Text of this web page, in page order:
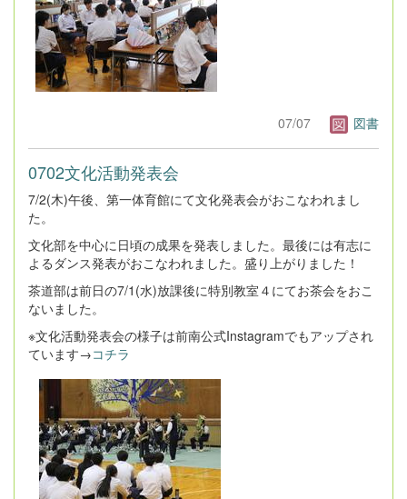
07/07 図書
0702文化活動発表会
7/2(木)午後、第一体育館にて文化発表会がおこなわれまし
た。
文化部を中心に日頃の成果を発表しました。最後には有志に
よるダンス発表がおこなわれました。盛り上がりました！
茶道部は前日の7/1(水)放課後に特別教室４にてお茶会をおこ
ないました。
※文化活動発表会の様子は前南公式Instagramでもアップされ
ています→コチラ